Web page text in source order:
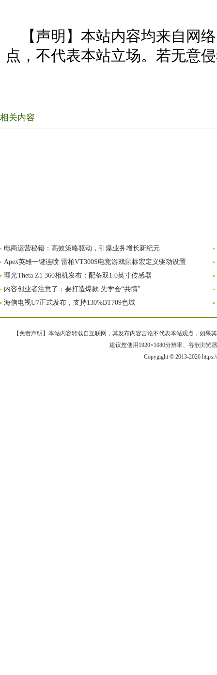
【声明】本站内容均来自网
点，不代表本站立场。若无意
相关内容
电商运营秘籍：高效策略驱动，引爆业务增长新纪元
Apex英雄一键连喷 雷柏VT300S电竞游戏鼠标宏定义驱动设置
理光Theta Z1 360相机发布：配备双1.0英寸传感器
内容创业者注意了：要打造爆款 先学会“共情”
海信电视U7正式发布，支持130%BT709色域
【免责声明】本站内容转载自互联网，其发布内容言论不代表本站观点，如果
建议您使用1920×1080分辨率、谷歌浏览
Copygight © 2013-2026